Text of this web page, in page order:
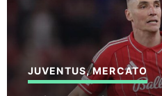
JUVENTUS,MERCATO